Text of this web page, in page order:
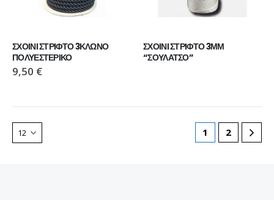
ΣΧΟΙΝΙ ΣΤΡΙΦΤΟ 3ΚΛΩΝΟ
ΠΟΛΥΕΣΤΕΡΙΚΟ
9,50 €
ΣΧΟΙΝΙ ΣΤΡΙΦΤΟ 3ΜΜ
“ΣΟΥΛΑΤΣΟ”
1 2